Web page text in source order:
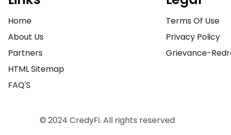
Home
About Us
Partners
HTML Sitemap
FAQ'S
Terms Of Use
Privacy Policy
Grievance-
© 2024 CredyFi. All rights reserved